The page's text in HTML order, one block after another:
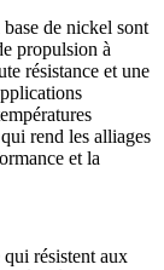
base de nickel sont
propulsion à
résistance et une
rend les alliages
et la
qui résistent aux